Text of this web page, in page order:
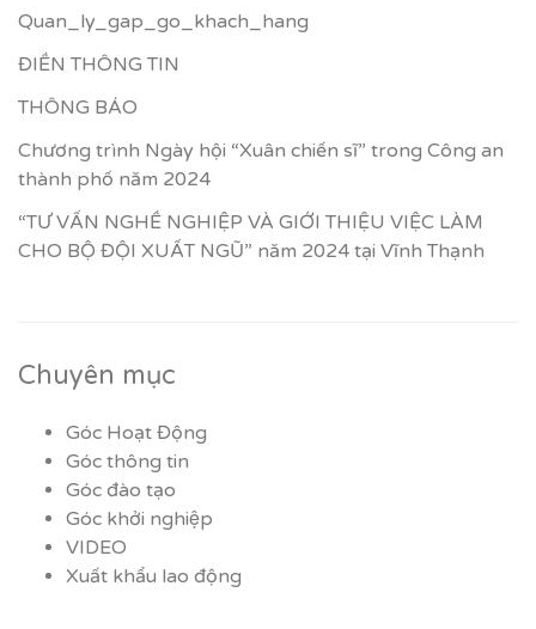
Quan_ly_gap_go_khach_hang
ĐIỀN THÔNG TIN
THÔNG BÁO
Chương trình Ngày hội “Xuân chiến sĩ” trong Công an
thành phố năm 2024
“TƯ VẤN NGHỀ NGHIỆP VÀ GIỚI THIỆU VIỆC LÀM
CHO BỘ ĐỘI XUẤT NGŨ” năm 2024 tại Vĩnh Thạnh
Chuyên mục
Góc Hoạt Động
Góc thông tin
Góc đào tạo
Góc khởi nghiệp
VIDEO
Xuất khẩu lao động